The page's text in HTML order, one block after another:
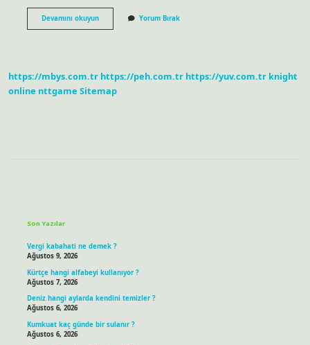
Devamını okuyunSu
Iticilik
Yorum Bırak
https://mbys.com.tr https://peh.com.tr https://yuv.com.tr knight
online nttgame Sitemap
Son Yazılar
Vergi kabahati ne demek ?
Ağustos 9, 2026
Kürtçe hangi alfabeyi kullanıyor ?
Ağustos 7, 2026
Deniz hangi aylarda kendini temizler ?
Ağustos 6, 2026
Kumkuat kaç günde bir sulanır ?
Ağustos 6, 2026